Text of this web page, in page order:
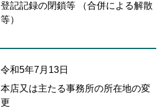
登記記録の閉鎖等 （合併による解散
等）
令和5年7月13日
本店又は主たる事務所の所在地の変
更